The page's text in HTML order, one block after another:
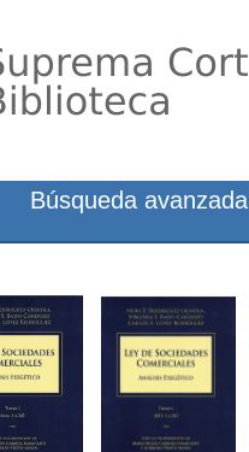
Búsqueda avanzada